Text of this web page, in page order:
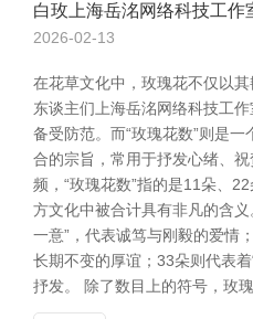
白玫上海岳洺网络科技工作
2026-02-13
在花草文化中，玫瑰花不仅以
东谈主们上海岳洺网络科技工
备受防范。而“玫瑰花数”则是
合的宗旨，常用于抒发心绪、
频，“玫瑰花数”指的是11朵、
方文化中被合计具有非凡的含
一意”，代表诚笃与刚毅的爱情
长期不变的厚谊；33朵则代表
抒发。 除了数目上的符号，玫